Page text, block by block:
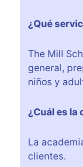
¿Qué
The Mill
general,
niños y
¿Cuál es la
La
clientes.